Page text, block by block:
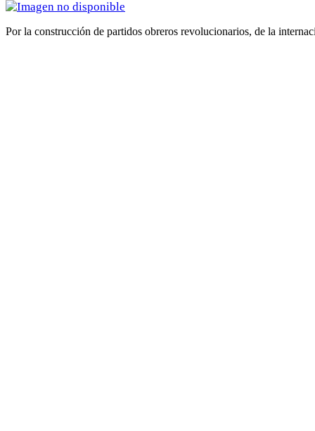
Por la construcción de partidos obreros revolucionarios, de la